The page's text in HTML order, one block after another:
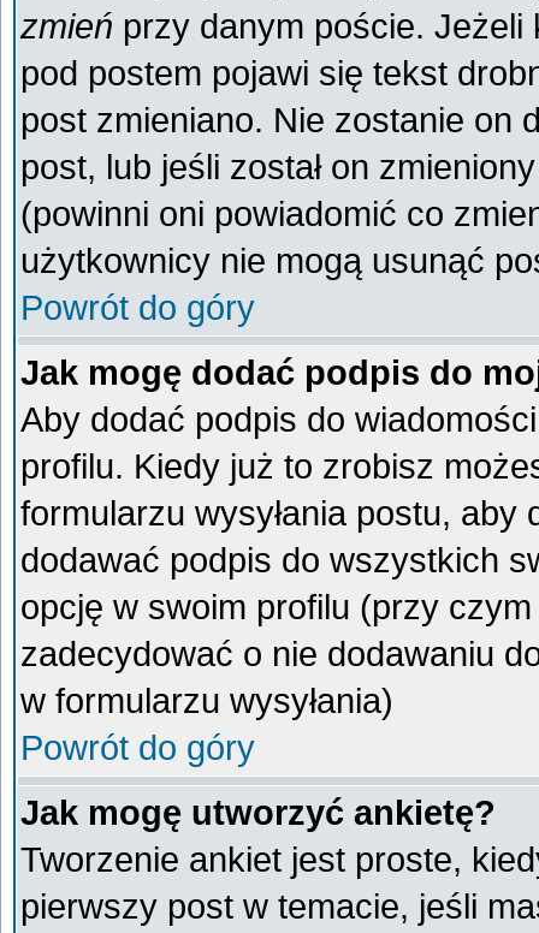
zmień przy danym poście. Jeżeli
pod postem pojawi się tekst
post zmieniano. Nie zostanie on
post, lub jeśli został on
(powinni oni powiadomić co
użytkownicy nie mogą usunąć
Powrót do góry
Jak mogę dodać podpis do
Aby dodać podpis do
profilu. Kiedy już to zrobisz
formularzu wysyłania postu,
dodawać podpis do wszystkich
opcję w swoim profilu (przy
zadecydować o nie dodawaniu
w formularzu wysyłania)
Powrót do góry
Jak mogę utworzyć ankietę?
Tworzenie ankiet jest proste,
pierwszy post w temacie, jeśli